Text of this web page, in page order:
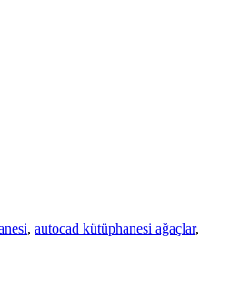
, autocad kütüphanesi ağaçlar,